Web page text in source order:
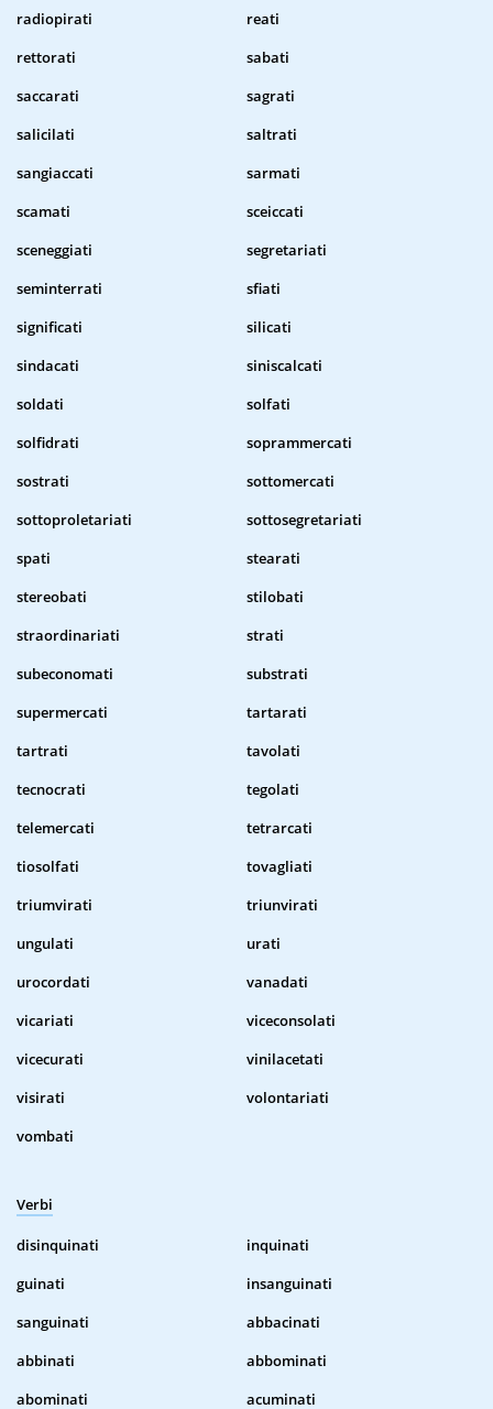
radiopirati
reati
rettorati
sabati
saccarati
sagrati
salicilati
saltrati
sangiaccati
sarmati
scamati
sceiccati
sceneggiati
segretariati
seminterrati
sfiati
significati
silicati
sindacati
siniscalcati
soldati
solfati
solfidrati
soprammercati
sostrati
sottomercati
sottoproletariati
sottosegretariati
spati
stearati
stereobati
stilobati
straordinariati
strati
subeconomati
substrati
supermercati
tartarati
tartrati
tavolati
tecnocrati
tegolati
telemercati
tetrarcati
tiosolfati
tovagliati
triumvirati
triunvirati
ungulati
urati
urocordati
vanadati
vicariati
viceconsolati
vicecurati
vinilacetati
visirati
volontariati
vombati
Verbi
disinquinati
inquinati
guinati
insanguinati
sanguinati
abbacinati
abbinati
abbominati
abominati
acuminati